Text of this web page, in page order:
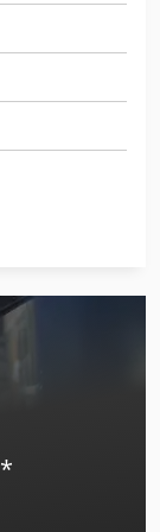
*